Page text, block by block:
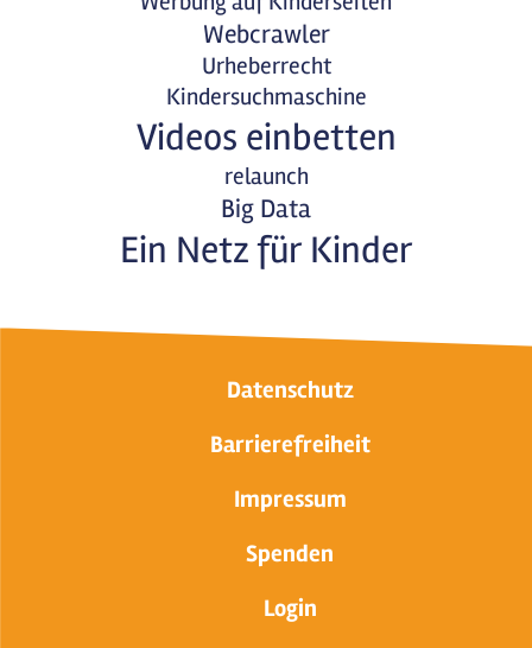
Webcrawler
Urheberrecht
Kindersuchmaschine
Videos einbetten
relaunch
Big Data
Ein Netz für Kinder
Datenschutz
Barrierefreiheit
Impressum
Spenden
Login